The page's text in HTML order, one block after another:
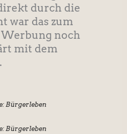
durch die
war das zum
noch
mit dem
Bürgerleben
Bürgerleben